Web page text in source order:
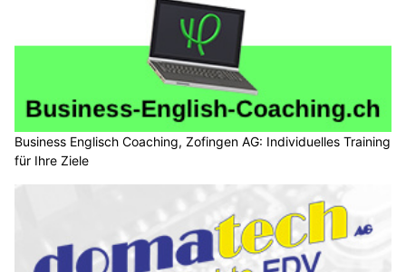
Business Englisch Coaching, Zofingen AG: Individuelles Training
für Ihre Ziele